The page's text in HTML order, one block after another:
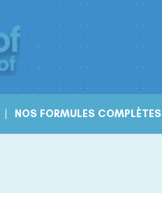
NOS FORMULES COMPLÈTES